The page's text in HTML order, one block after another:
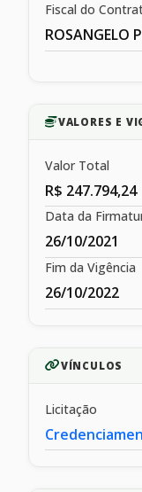
Fiscal do
ROSANGELO
VALORES E
Valor Total
R$ 247.794,24
Data da
26/10/2021
Fim da Vigência
26/10/2022
VÍNCULOS
Licitação